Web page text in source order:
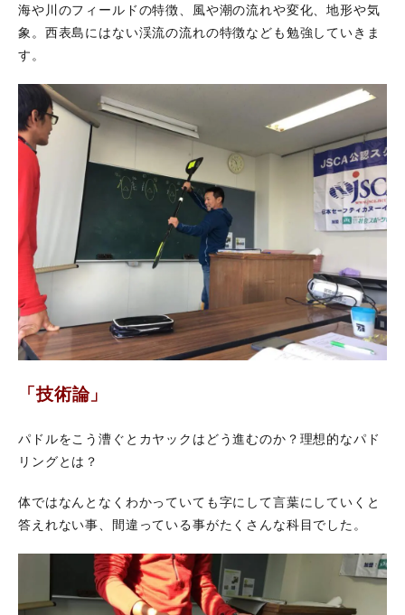
海や川のフィールドの特徴、風や潮の流れや変化、地形や気
象。西表島にはない渓流の流れの特徴なども勉強していきま
す。
「技術論」
パドルをこう漕ぐとカヤックはどう進むのか？理想的なパド
リングとは？
体ではなんとなくわかっていても字にして言葉にしていくと
答えれない事、間違っている事がたくさんな科目でした。